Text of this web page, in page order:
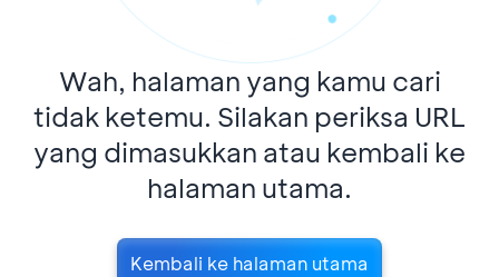
Wah, halaman yang kamu cari
tidak ketemu. Silakan periksa URL
yang dimasukkan atau kembali ke
halaman utama.
Kembali ke halaman utama